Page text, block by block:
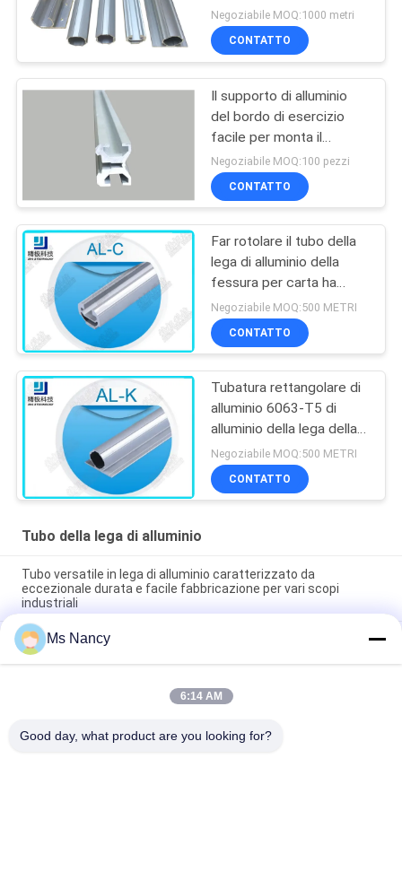
di alluminio di 1,7
millimetri
Negoziabile MOQ:1000 metri
CONTATTO
Il supporto di alluminio
del bordo di esercizio
facile per monta il
sistema di alluminio di
racking del tubo
Negoziabile MOQ:100 pezzi
CONTATTO
Far rotolare il tubo della
lega di alluminio della
fessura per carta ha
espulso tubo senza
cuciture AL-C anodizzato
Negoziabile MOQ:500 METRI
CONTATTO
Tubatura rettangolare di
alluminio 6063-T5 di
alluminio della lega della
flangia doppia senza
cuciture del tubo
Negoziabile MOQ:500 METRI
CONTATTO
Tubo della lega di alluminio
Tubo versatile in lega di alluminio caratterizzato da
eccezionale durata e facile fabbricazione per vari scopi
industriali
Tubo in lega di alluminio a ossidazione argento - tubo
strutturale 6063-T5 per montaggio di banchi di lavoro e
scaffalature di magazzino
Tubo in lega di alluminio pressofuso diametro esterno 28 mm
Ms Nancy
6:14 AM
Good day, what product are you looking for?